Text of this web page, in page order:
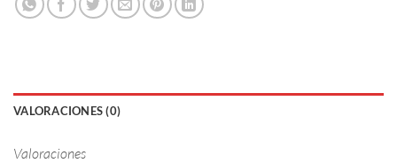
VALORACIONES (0)
Valoraciones